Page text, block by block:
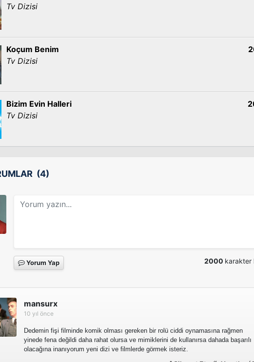
Tv Dizisi
Koçum Benim
Tv Dizisi
Bizim Evin Halleri
Tv Dizisi
(4)
Yorum Yap 2000 karakter
mansurx
10 yıl önce
Dedemin fişi filminde komik olması gereken bir rolü ciddi oynamasına rağmen
yinede fena değildi daha rahat olursa ve mimiklerini de kullanırsa dahada başarılı
olacağına inanıyorum yeni dizi ve filmlerde görmek isteriz.